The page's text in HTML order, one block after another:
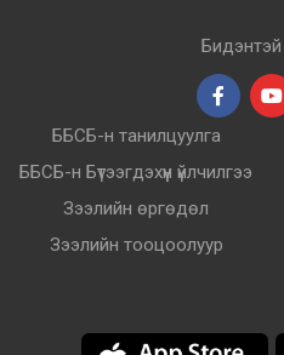
ББСБ-н танилцуулга
ББСБ-н Бүтээгдэхүүн үйлчилгээ
Зээлийн өргөдөл
Зээлийн тооцоолуур